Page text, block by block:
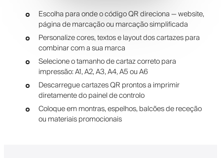
Escolha para onde o código QR direciona — website,
página de marcação ou marcação simplificada
Personalize cores, textos e layout dos cartazes para
combinar com a sua marca
Selecione o tamanho de cartaz correto para
impressão: A1, A2, A3, A4, A5 ou A6
Descarregue cartazes QR prontos a imprimir
diretamente do painel de controlo
Coloque em montras, espelhos, balcões de receção
ou materiais promocionais